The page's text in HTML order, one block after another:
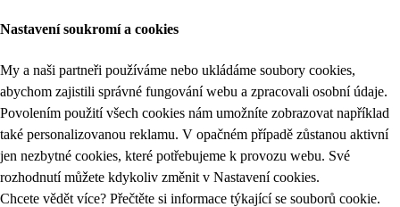
Nastavení soukromí a cookies
My a naši partneři používáme nebo ukládáme soubory cookies,
abychom zajistili správné fungování webu a zpracovali osobní údaje.
Povolením použití všech cookies nám umožníte zobrazovat například
také personalizovanou reklamu. V opačném případě zůstanou aktivní
jen nezbytné cookies, které potřebujeme k provozu webu. Své
rozhodnutí můžete kdykoliv změnit v Nastavení cookies.
Chcete vědět více? Přečtěte si informace týkající se souborů cookie.